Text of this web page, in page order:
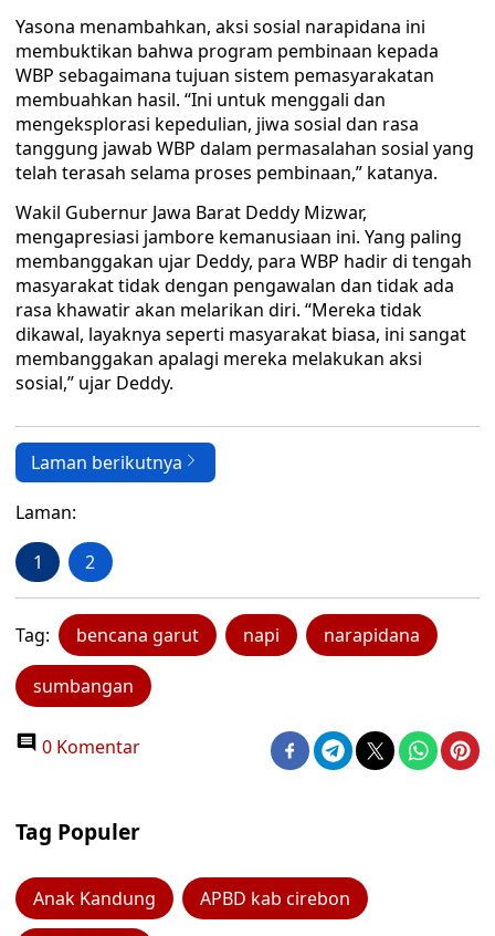
Yasona menambahkan, aksi sosial narapidana ini
membuktikan bahwa program pembinaan kepada
WBP sebagaimana tujuan sistem pemasyarakatan
membuahkan hasil. “Ini untuk menggali dan
mengeksplorasi kepedulian, jiwa sosial dan rasa
tanggung jawab WBP dalam permasalahan sosial yang
telah terasah selama proses pembinaan,” katanya.
Wakil Gubernur Jawa Barat Deddy Mizwar,
mengapresiasi jambore kemanusiaan ini. Yang paling
membanggakan ujar Deddy, para WBP hadir di tengah
masyarakat tidak dengan pengawalan dan tidak ada
rasa khawatir akan melarikan diri. “Mereka tidak
dikawal, layaknya seperti masyarakat biasa, ini sangat
membanggakan apalagi mereka melakukan aksi
sosial,” ujar Deddy.
Laman berikutnya
Laman:
1 2
Tag: bencana garut napi narapidana
sumbangan
0 Komentar
Tag Populer
Anak Kandung APBD kab cirebon